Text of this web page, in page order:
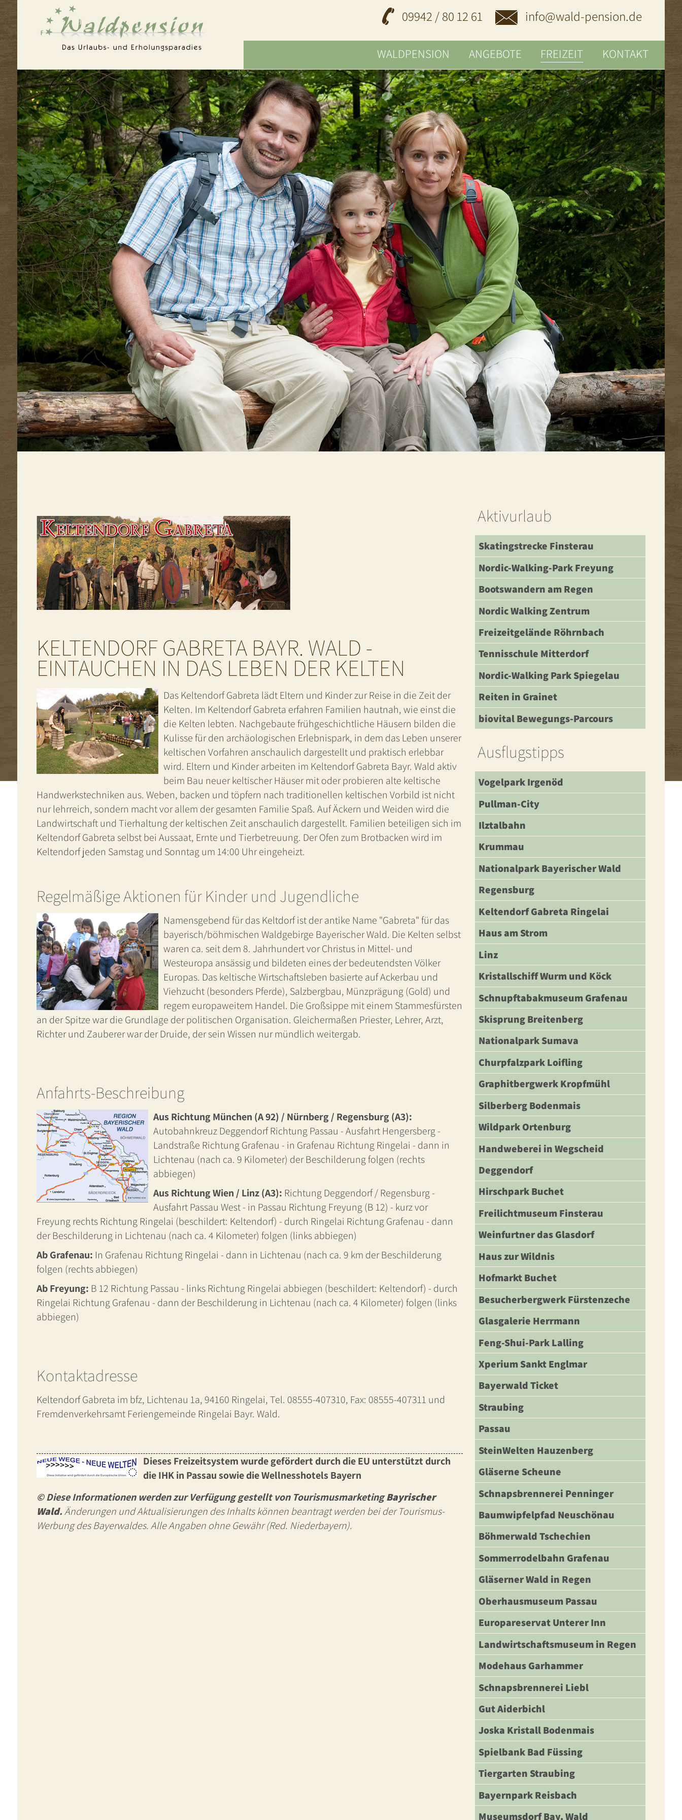
09942 / 80 12 61 info@wald-pension.de
WALDPENSION ANGEBOTE FREIZEIT KONTAKT
KELTENDORF GABRETA BAYR. WALD -
EINTAUCHEN IN DAS LEBEN DER KELTEN
Das Keltendorf Gabreta lädt Eltern und Kinder zur Reise in die Zeit der
Kelten. Im Keltendorf Gabreta erfahren Familien hautnah, wie einst die
die Kelten lebten. Nachgebaute frühgeschichtliche Häusern bilden die
Kulisse für den archäologischen Erlebnispark, in dem das Leben unserer
keltischen Vorfahren anschaulich dargestellt und praktisch erlebbar
wird. Eltern und Kinder arbeiten im Keltendorf Gabreta Bayr. Wald aktiv
beim Bau neuer keltischer Häuser mit oder probieren alte keltische
Handwerkstechniken aus. Weben, backen und töpfern nach traditionellen keltischen Vorbild ist nicht
nur lehrreich, sondern macht vor allem der gesamten Familie Spaß. Auf Äckern und Weiden wird die
Landwirtschaft und Tierhaltung der keltischen Zeit anschaulich dargestellt. Familien beteiligen sich im
Keltendorf Gabreta selbst bei Aussaat, Ernte und Tierbetreuung. Der Ofen zum Brotbacken wird im
Keltendorf jeden Samstag und Sonntag um 14:00 Uhr eingeheizt.
Regelmäßige Aktionen für Kinder und Jugendliche
Namensgebend für das Keltdorf ist der antike Name "Gabreta" für das
bayerisch/böhmischen Waldgebirge Bayerischer Wald. Die Kelten selbst
waren ca. seit dem 8. Jahrhundert vor Christus in Mittel- und
Westeuropa ansässig und bildeten eines der bedeutendsten Völker
Europas. Das keltische Wirtschaftsleben basierte auf Ackerbau und
Viehzucht (besonders Pferde), Salzbergbau, Münzprägung (Gold) und
regem europaweitem Handel. Die Großsippe mit einem Stammesfürsten
an der Spitze war die Grundlage der politischen Organisation. Gleichermaßen Priester, Lehrer, Arzt,
Richter und Zauberer war der Druide, der sein Wissen nur mündlich weitergab.
Anfahrts-Beschreibung
Aus Richtung München (A 92) / Nürnberg / Regensburg (A3):
Autobahnkreuz Deggendorf Richtung Passau - Ausfahrt Hengersberg -
Landstraße Richtung Grafenau - in Grafenau Richtung Ringelai - dann in
Lichtenau (nach ca. 9 Kilometer) der Beschilderung folgen (rechts
abbiegen)
Aus Richtung Wien / Linz (A3): Richtung Deggendorf / Regensburg -
Ausfahrt Passau West - in Passau Richtung Freyung (B 12) - kurz vor
Freyung rechts Richtung Ringelai (beschildert: Keltendorf) - durch Ringelai Richtung Grafenau - dann
der Beschilderung in Lichtenau (nach ca. 4 Kilometer) folgen (links abbiegen)
Ab Grafenau: In Grafenau Richtung Ringelai - dann in Lichtenau (nach ca. 9 km der Beschilderung
folgen (rechts abbiegen)
Ab Freyung: B 12 Richtung Passau - links Richtung Ringelai abbiegen (beschildert: Keltendorf) - durch
Ringelai Richtung Grafenau - dann der Beschilderung in Lichtenau (nach ca. 4 Kilometer) folgen (links
abbiegen)
Kontaktadresse
Keltendorf Gabreta im bfz, Lichtenau 1a, 94160 Ringelai, Tel. 08555-407310, Fax: 08555-407311 und
Fremdenverkehrsamt Feriengemeinde Ringelai Bayr. Wald.
Dieses Freizeitsystem wurde gefördert durch die EU unterstützt durch
die IHK in Passau sowie dieWellnesshotels Bayern
© Diese Informationen werden zur Verfügung gestellt von TourismusmarketingBayrischer
Wald.Änderungen und Aktualisierungen des Inhalts können beantragt werden bei der Tourismus-
Werbung des Bayerwaldes. Alle Angaben ohne Gewähr (Red. Niederbayern).
Aktivurlaub
Skatingstrecke Finsterau
Nordic-Walking-Park Freyung
Bootswandern am Regen
Nordic Walking Zentrum
Freizeitgelände Röhrnbach
Tennisschule Mitterdorf
Nordic-Walking Park Spiegelau
Reiten in Grainet
biovital Bewegungs-Parcours
Ausflugstipps
Vogelpark Irgenöd
Pullman-City
Ilztalbahn
Krummau
Nationalpark Bayerischer Wald
Regensburg
Keltendorf Gabreta Ringelai
Haus am Strom
Linz
Kristallschiff Wurm und Köck
Schnupftabakmuseum Grafenau
Skisprung Breitenberg
Nationalpark Sumava
Churpfalzpark Loifling
Graphitbergwerk Kropfmühl
Silberberg Bodenmais
Wildpark Ortenburg
Handweberei in Wegscheid
Deggendorf
Hirschpark Buchet
Freilichtmuseum Finsterau
Weinfurtner das Glasdorf
Haus zur Wildnis
Hofmarkt Buchet
Besucherbergwerk Fürstenzeche
Glasgalerie Herrmann
Feng-Shui-Park Lalling
Xperium Sankt Englmar
Bayerwald Ticket
Straubing
Passau
SteinWelten Hauzenberg
Gläserne Scheune
Schnapsbrennerei Penninger
Baumwipfelpfad Neuschönau
Böhmerwald Tschechien
Sommerrodelbahn Grafenau
Gläserner Wald in Regen
Oberhausmuseum Passau
Europareservat Unterer Inn
Landwirtschaftsmuseum in Regen
Modehaus Garhammer
Schnapsbrennerei Liebl
Gut Aiderbichl
Joska Kristall Bodenmais
Spielbank Bad Füssing
Tiergarten Straubing
Bayernpark Reisbach
Museumsdorf Bay. Wald